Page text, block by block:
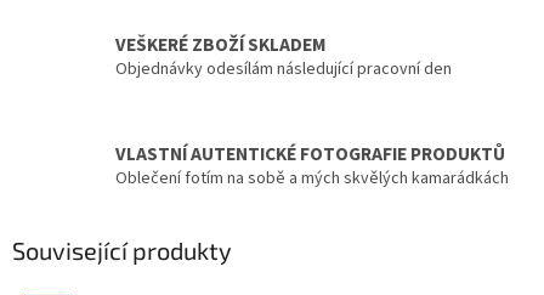
VEŠKERÉ ZBOŽÍ SKLADEM
Objednávky odesílám následující pracovní den
VLASTNÍ AUTENTICKÉ FOTOGRAFIE PRODUKTŮ
Oblečení fotím na sobě a mých skvělých kamarádkách
Související produkty